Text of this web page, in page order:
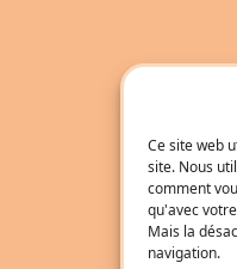
Ce site web
site. Nous
comment
qu'avec
Mais la
navigation.